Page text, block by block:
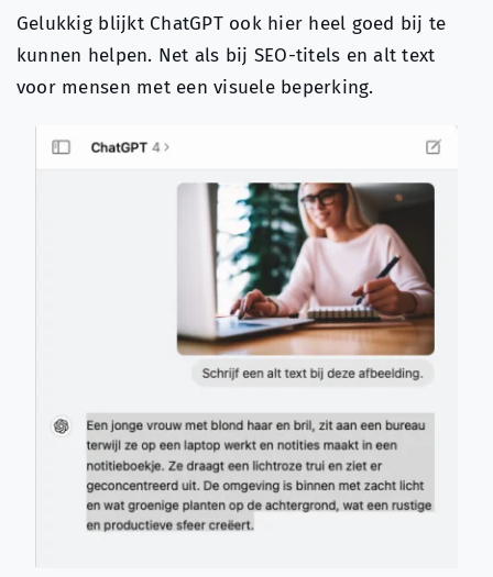
Gelukkig blijkt ChatGPT ook hier heel goed bij te
kunnen helpen. Net als bij SEO-titels en alt text
voor mensen met een visuele beperking.